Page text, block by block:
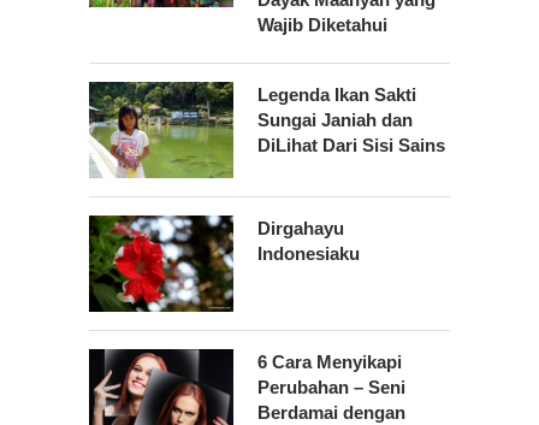
Wajib Diketahui
Legenda Ikan Sakti
Sungai Janiah dan
DiLihat Dari Sisi Sains
Dirgahayu
Indonesiaku
6 Cara Menyikapi
Perubahan – Seni
Berdamai dengan